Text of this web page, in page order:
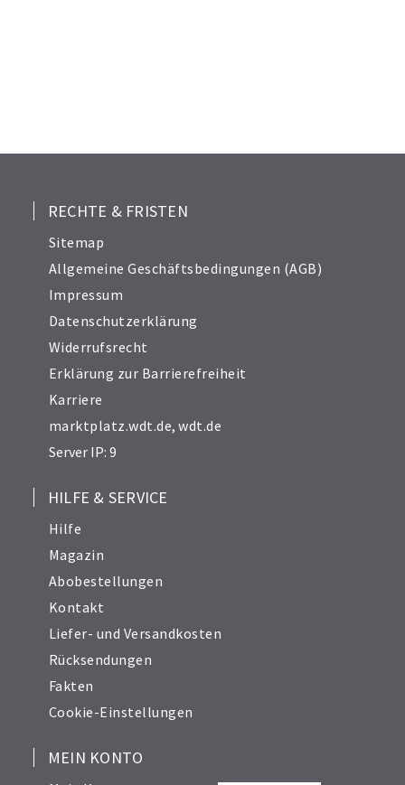
RECHTE & FRISTEN
Sitemap
Allgemeine Geschäftsbedingungen (AGB)
Impressum
Datenschutzerklärung
Widerrufsrecht
Erklärung zur Barrierefreiheit
Karriere
marktplatz.wdt.de,wdt.de
Server IP: 9
HILFE & SERVICE
Hilfe
Magazin
Abobestellungen
Kontakt
Liefer- und Versandkosten
Rücksendungen
Fakten
Cookie-Einstellungen
MEIN KONTO